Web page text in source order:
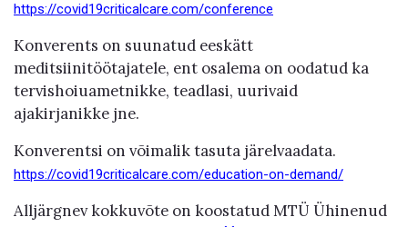
https://covid19criticalcare.com/conference
Konverents on suunatud eeskätt
meditsiinitöötajatele, ent osalema on oodatud ka
tervishoiuametnikke, teadlasi, uurivaid
ajakirjanikke jne.
Konverentsi on võimalik tasuta järelvaadata.
https://covid19criticalcare.com/education-on-demand/
Alljärgnev kokkuvõte on koostatud MTÜ Ühinenud